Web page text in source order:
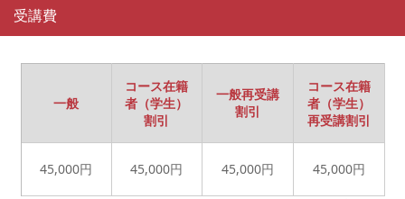
受講費
一般
コース在籍
者（学生）
割引
一般再受講
割引
コース在籍
者（学生）
再受講割引
45,000円 45,000円 45,000円 45,000円